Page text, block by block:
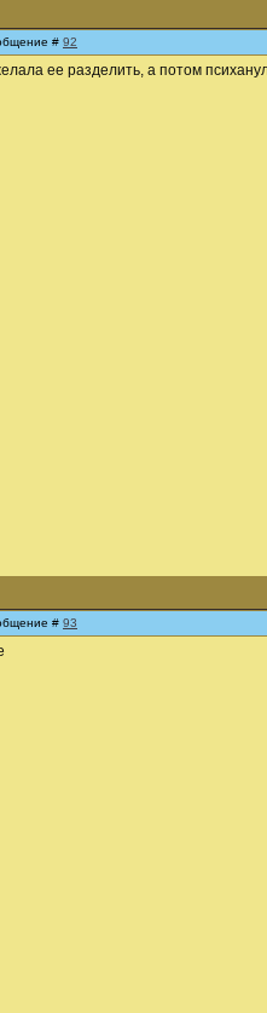
# 92
ее разделить, а потом
# 93